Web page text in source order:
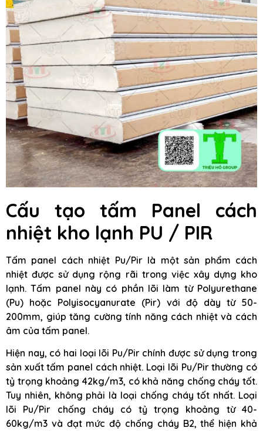
Cấu tạo tấm Panel cách
nhiệt kho lạnh PU / PIR
Tấm panel cách nhiệt Pu/Pir là một sản phẩm cách
nhiệt được sử dụng rộng rãi trong việc xây dựng kho
lạnh. Tấm panel này có phần lõi làm từ Polyurethane
(Pu) hoặc Polyisocyanurate (Pir) với độ dày từ 50-
200mm, giúp tăng cường tính năng cách nhiệt và cách
âm của tấm panel.
Hiện nay, có hai loại lõi Pu/Pir chính được sử dụng trong
sản xuất tấm panel cách nhiệt. Loại lõi Pu/Pir thường có
tỷ trọng khoảng 42kg/m3, có khả năng chống cháy tốt.
Tuy nhiên, không phải là loại chống cháy tốt nhất. Loại
lõi Pu/Pir chống cháy có tỷ trọng khoảng từ 40-
60kg/m3 và đạt mức độ chống cháy B2, thể hiện khả